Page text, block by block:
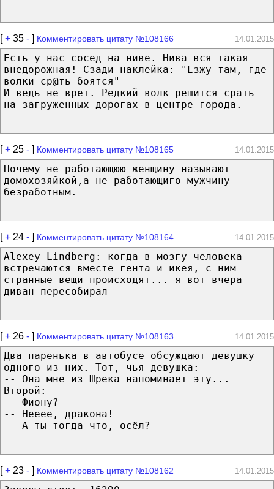
[+ 35 - ] Комментировать цитату №108166 14.01.2015
Есть у нас сосед на ниве. Нива вся такая
внедорожная! Сзади наклейка: "Езжу там, где
волки ср@ть боятся"
И ведь не врет. Редкий волк решится срать
на загруженных дорогах в центре города.
[+ 25 - ] Комментировать цитату №108165 14.01.2015
Почему не работающюю женщину называют
домохозяйкой,а не работающиго мужчину
безработным.
[+ 24 - ] Комментировать цитату №108164 14.01.2015
Alexey Lindberg: когда в мозгу человека
встречаются вместе гента и икея, с ним
странные вещи происходят... я вот вчера
диван пересобирал
[+ 26 - ] Комментировать цитату №108163 14.01.2015
Два паренька в автобусе обсуждают девушку
одного из них. Тот, чья девушка:
-- Она мне из Шрека напоминает эту...
Второй:
-- Фиону?
-- Нееее, дракона!
-- А ты тогда что, осёл?
[+ 23 - ] Комментировать цитату №108162 14.01.2015